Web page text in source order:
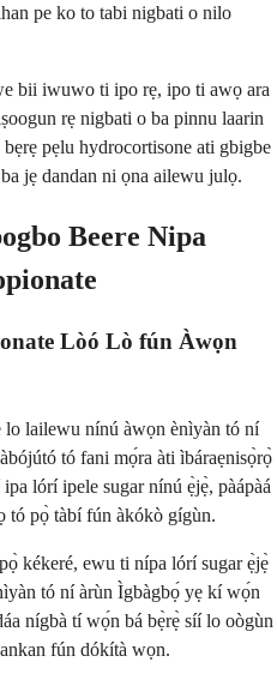
pe ko to tabi nigbati o nilo
bii iwuwo ti ipo rẹ, ipo ti awọ ara
rẹ nigbati o ba pinnu laarin
pẹlu hydrocortisone ati gbigbe
jẹ dandan ni ọna ailewu julọ.
Beere Nipa
Lòó Lò fún Àwọn
lo lailewu nínú àwọn ènìyàn tó ní
tó fani mọ́ra àti ìbáraẹnisọ̀rọ̀
lórí ipele sugar nínú ẹ̀jẹ̀, pàápàá
tó pọ̀ tàbí fún àkókò gígùn.
kékeré, ewu ti nípa lórí sugar ẹ̀jẹ̀
tó ní àrùn Ìgbàgbọ́ yẹ kí wọ́n
nígbà tí wọ́n bá bẹ̀rẹ̀ síí lo oògùn
fún dókítà wọn.